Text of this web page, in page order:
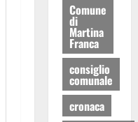
Comune
di
Martina
Franca
consiglio
comunale
cronaca